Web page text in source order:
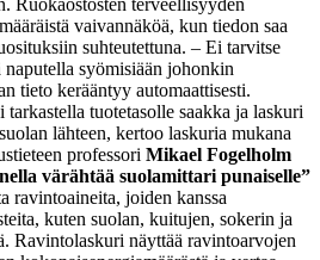
vaivannäköä, kun tiedon saa
suhteutettuna. – Ei tarvitse
syömisiään johonkin
tieto kerääntyy automaattisesti.
tuotetasolle saakka ja laskuri
lähteen, kertoo laskuria mukana
professori Mikael Fogelholm
värähtää suolamittari punaiselle”
ravintoaineita, joiden kanssa
kuten suolan, kuitujen, sokerin ja
Ravintolaskuri näyttää ravintoarvojen